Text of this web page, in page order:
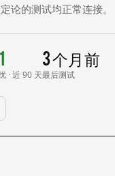
论的测试均正常连接。
· 近 90 天
3 个月前
最后测试